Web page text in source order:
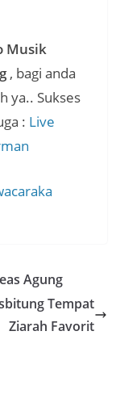
Musik
, bagi anda
ya.. Sukses
: Live
Agung
Tempat
Ziarah Favorit